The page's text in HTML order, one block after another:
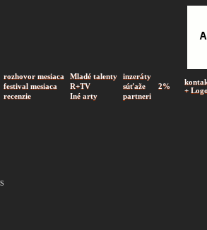
rozhovor mesiaca Mladé talenty
inzeráty
2%
+ Logo
festival mesiaca R+TV
súťaže
recenzie Iné arty partneri